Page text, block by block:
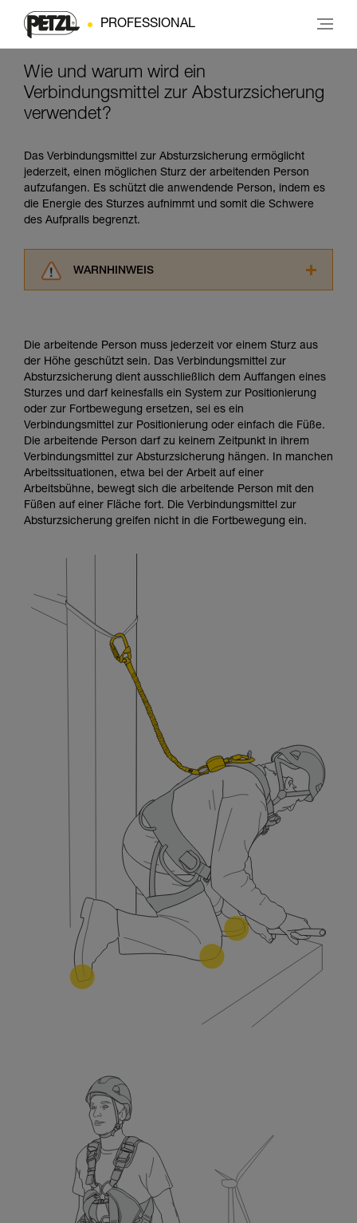
PROFESSIONAL
Wie und warum wird ein
Verbindungsmittel zur Absturzsicherung
verwendet?
Das Verbindungsmittel zur Absturzsicherung ermöglicht
jederzeit, einen möglichen Sturz der arbeitenden Person
aufzufangen. Es schützt die anwendende Person, indem es
die Energie des Sturzes aufnimmt und somit die Schwere
des Aufpralls begrenzt.
WARNHINWEIS
ziehen. Um diese Zusatzinformationen
verstehen zu können, müssen Sie zuerst die in
der Gebrauchsanweisung enthaltenen
Informationen richtig verstanden haben.
Die Beherrschung dieser Techniken setzt eine
entsprechende Ausbildung und ein spezielles
Training voraus. Prüfen Sie zusammen mit
einem Profi, ob Sie in der Lage sind, den
Vorgang alleine sicher zu wiederholen, bevor
Sie ihn eigenständig durchführen.
Wir geben Beispiele für die mit Ihrer Aktivität
verbundenen Techniken. Möglicherweise gibt es
beschrieben werden.
Die arbeitende Person muss jederzeit vor einem Sturz aus
der Höhe geschützt sein. Das Verbindungsmittel zur
Absturzsicherung dient ausschließlich dem Auffangen eines
Sturzes und darf keinesfalls ein System zur Positionierung
oder zur Fortbewegung ersetzen, sei es ein
Verbindungsmittel zur Positionierung oder einfach die Füße.
Die arbeitende Person darf zu keinem Zeitpunkt in ihrem
Verbindungsmittel zur Absturzsicherung hängen. In manchen
Arbeitssituationen, etwa bei der Arbeit auf einer
Arbeitsbühne, bewegt sich die arbeitende Person mit den
Füßen auf einer Fläche fort. Die Verbindungsmittel zur
Absturzsicherung greifen nicht in die Fortbewegung ein.